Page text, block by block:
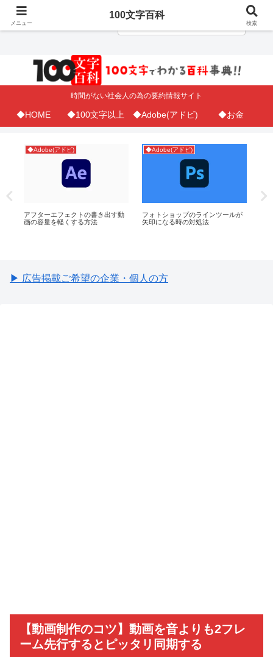
時間がない社会人の為の要約情報サイト
◆HOME ◆100文字以上 ◆Adobe(アドビ) ◆お金
◆Adobe(アドビ)
アフターエフェクトの書き出す動
画の容量を軽くする方法
◆Adobe(アドビ)
フォトショップのラインツールが
矢印になる時の対処法
▶ 広告掲載ご希望の企業・個人の方
【動画制作のコツ】動画を音よりも2フレ
ーム先行するとピッタリ同期する
メニュー
100文字百科
検索